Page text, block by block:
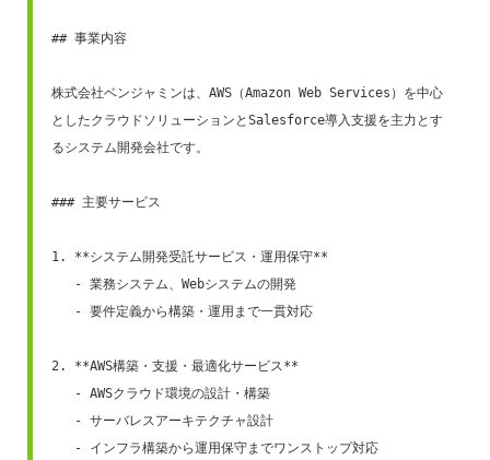
## 事業内容
株式会社ベンジャミンは、AWS（Amazon Web Services）を中心
としたクラウドソリューションとSalesforce導入支援を主力とす
るシステム開発会社です。
### 主要サービス
1. **システム開発受託サービス・運用保守**
2. **AWS構築・支援・最適化サービス**